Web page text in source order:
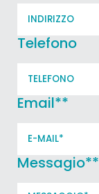
Telefono
Email**
Messagio**